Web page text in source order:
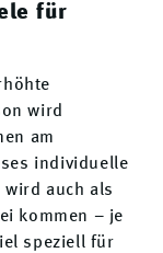
für
wird
am
individuelle
auch als
kommen – je
speziell für